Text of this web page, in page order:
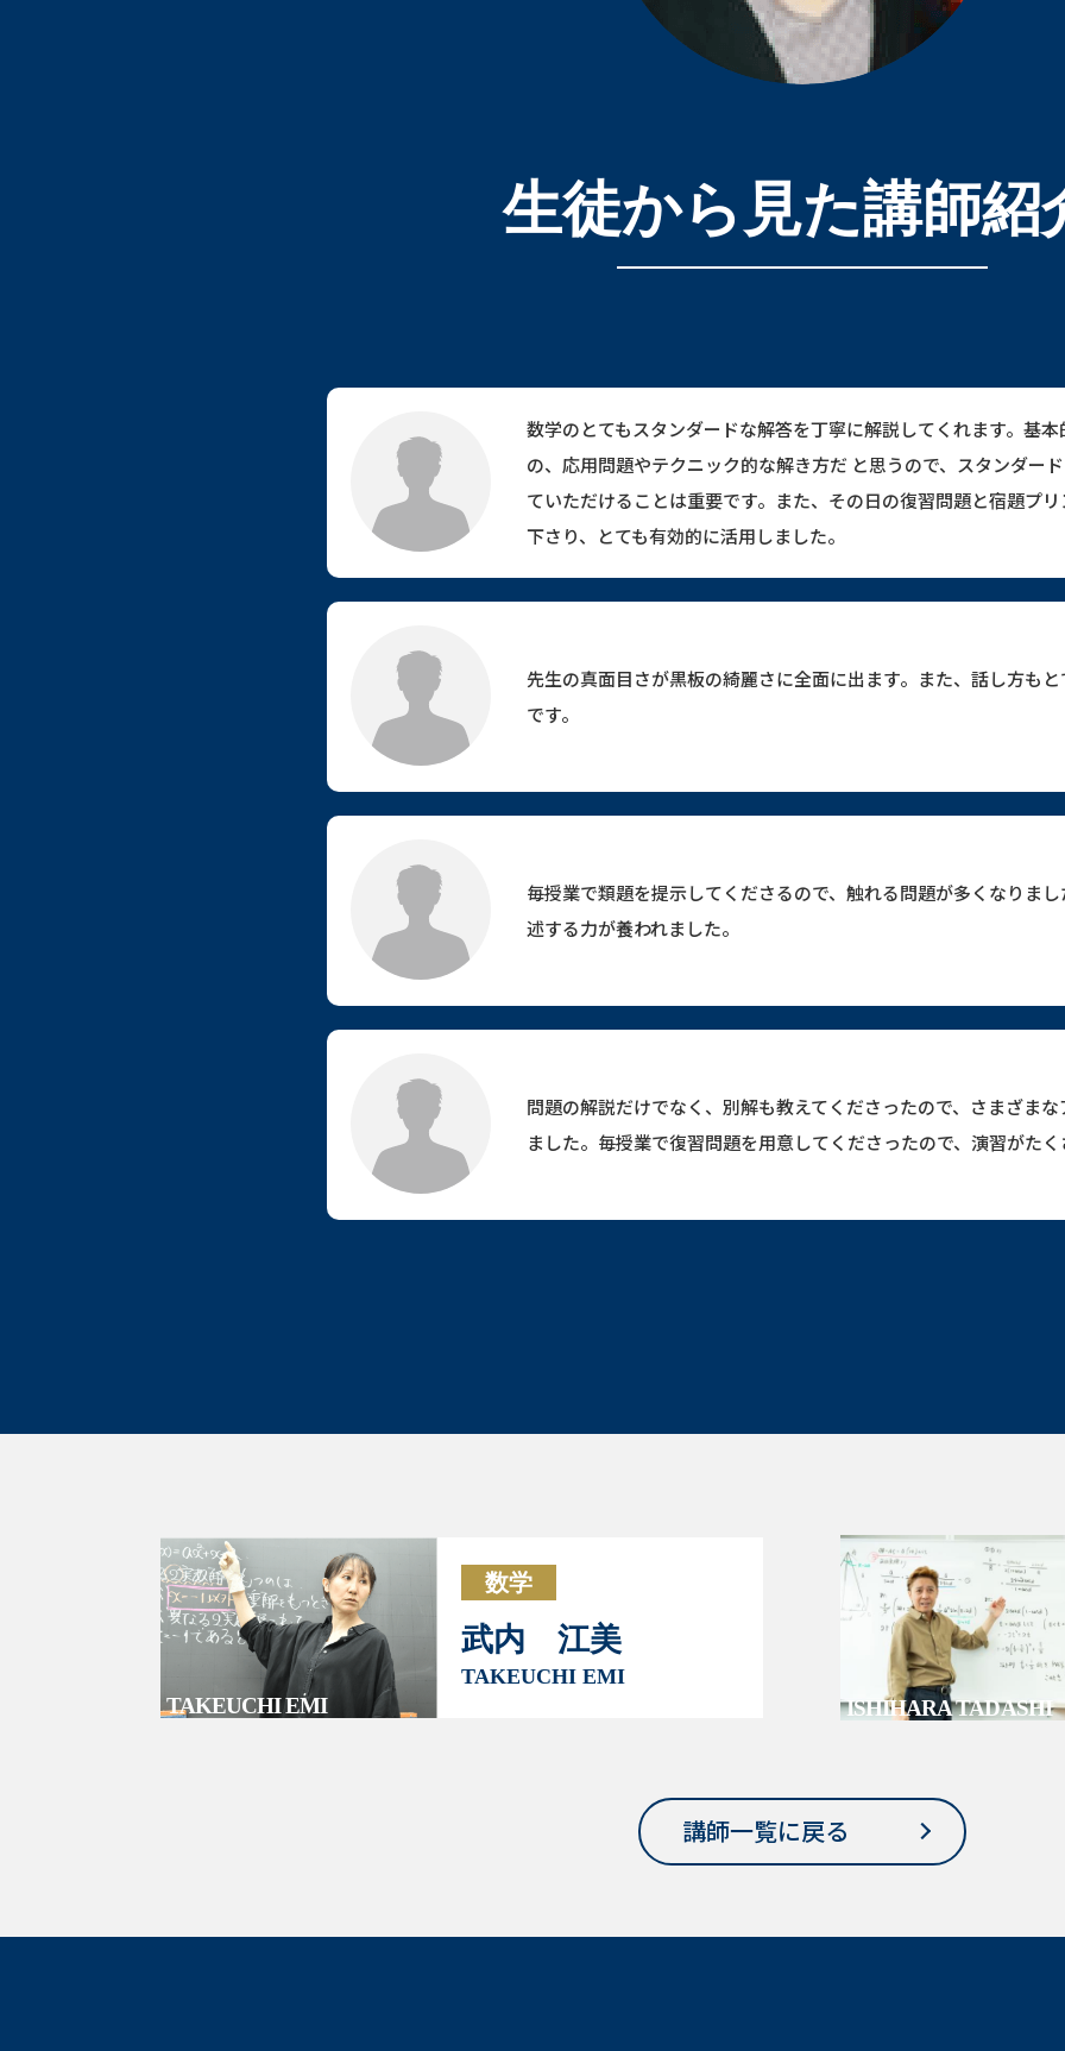
生徒から見た講師紹
数学のとてもスタンダードな解答を丁寧に解説してくれます。基
の、応用問題やテクニック的な解き方だ と思うので、スタンダー
ていただけることは重要です。また、その日の復習問題と宿題プ
下さり、とても有効的に活用しました。
先生の真面目さが黒板の綺麗さに全面に出ます。また、話し方も
です。
毎授業で類題を提示してくださるので、触れる問題が多くなりま
述する力が養われました。
問題の解説だけでなく、別解も教えてくださったので、さまざま
ました。毎授業で復習問題を用意してくださったので、演習がた
TAKEUCHI EMI
数学
武内 江美
TAKEUCHI EMI
ISHIHARA TADASHI
講師一覧に戻る